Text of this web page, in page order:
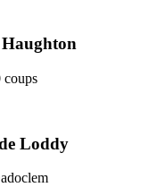
Haughton
coups
Loddy